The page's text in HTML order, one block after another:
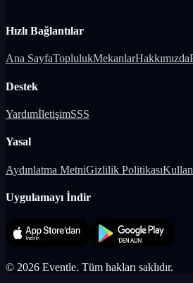
Hızlı Bağlantılar
Ana SayfaToplulukMekanlarHakkımızda
Destek
YardımİletişimSSS
Yasal
Aydınlatma MetniGizlilik Politikası
Uygulamayı İndir
© 2026 Eventle. Tüm hakları saklıdır.